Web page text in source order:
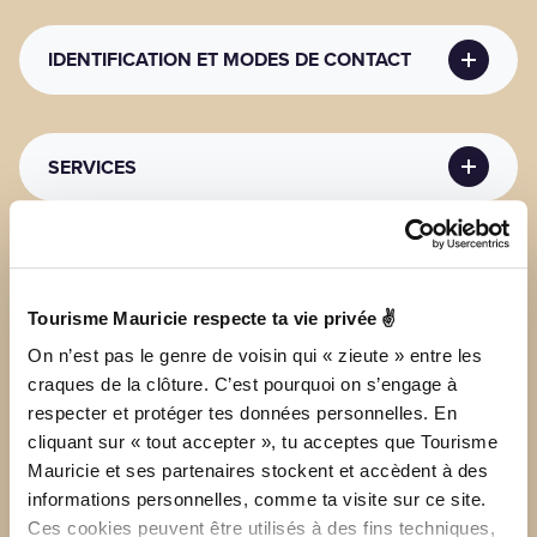
Tourisme Mauricie respecte ta vie privée ✌
On n’est pas le genre de voisin qui « zieute » entre les
craques de la clôture. C’est pourquoi on s’engage à
respecter et protéger tes données personnelles. En
cliquant sur « tout accepter », tu acceptes que Tourisme
Mauricie et ses partenaires stockent et accèdent à des
informations personnelles, comme ta visite sur ce site.
Ces cookies peuvent être utilisés à des fins techniques,
artificielle, Parcours aérien, Tyrolienne
ACTIVITÉS SPORTIVES NAUTIQUES
Activités sportives nautiques: Canot, Kayak, Pêche,
: Randonnée pédestre,
MODES DE PAIEMENT
Mode de paiement: Débit ou Carte de débit, Master
Card, Visa
IDENTIFICATION ET MODES DE CONTACT
MODES DE CONTACT (PUBLICS)
Coordonnées
SERVICES
Internet : connexion disponible, Accès Internet :
sans fil gratuit, Bac de recyclage, Bloc sanitaire, Bois,
Dépannage sur place, Douches gratuites, Eau
potable courante, Électricité, Électricité - 15
ampères, Feu de camp permis, Glace, Lavabos, Plan
d'eau, Propane, Salle communautaire, Station de
vidange, Table à langer, Toilettes
ANIMAUX DE COMPAGNIE
Animaux de compagnie: Animaux de compagnie
Coordonnées
200 Chemin Du Barrage Saint-Narcisse, Québec
(CANADA) G0X2Y0